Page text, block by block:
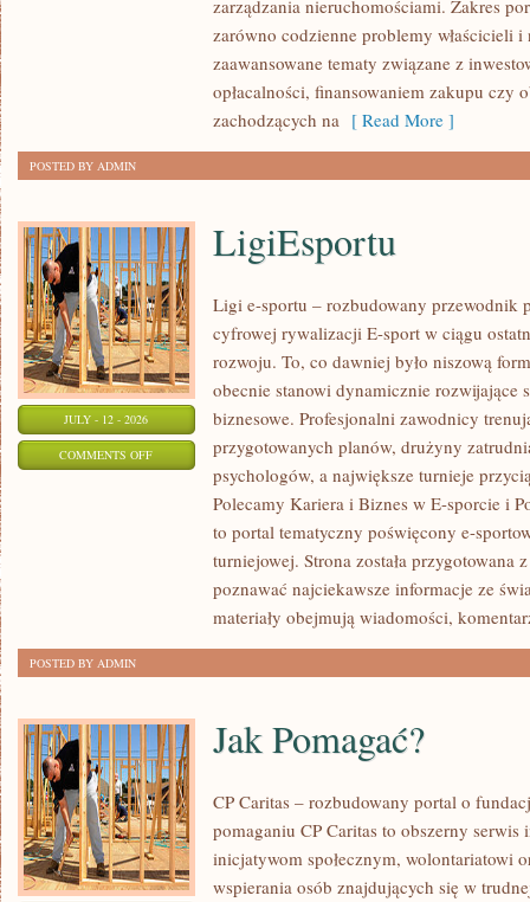
zarządzania nieruchomościami. Zakres
zarówno codzienne problemy właścicieli
zaawansowane tematy związane z
opłacalności, finansowaniem zakupu czy
zachodzących na [ Read More ]
POSTED BY ADMIN
JULY - 12 - 2026
COMMENTS OFFON
LIGIESPORTU
LigiEsportu
Ligi e-sportu – rozbudowany przewodnik
cyfrowej rywalizacji E-sport w ciągu
rozwoju. To, co dawniej było niszową
obecnie stanowi dynamicznie rozwijające
biznesowe. Profesjonalni zawodnicy
przygotowanych planów, drużyny
psychologów, a największe turnieje
Polecamy Kariera i Biznes w E-sporcie i
to portal tematyczny poświęcony e-
turniejowej. Strona została przygotowana
poznawać najciekawsze informacje ze
materiały obejmują wiadomości,
POSTED BY ADMIN
Jak Pomagać?
CP Caritas – rozbudowany portal o
pomaganiu CP Caritas to obszerny
inicjatywom społecznym, wolontariatowi
wspierania osób znajdujących się w